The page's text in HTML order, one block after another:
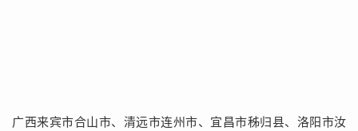
广西来宾市合山市、清远市连州市、宜昌市秭归县、洛阳市汝